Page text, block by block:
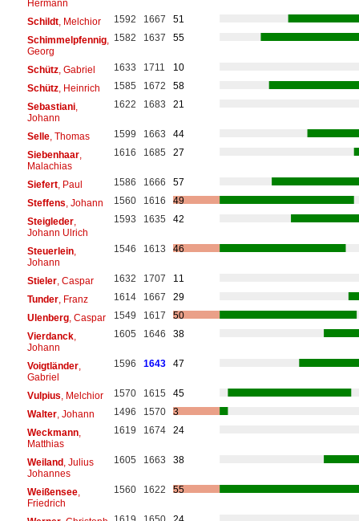
Hermann
Schildt, Melchior 1592 1667
51
Schimmelpfennig,
Georg
1582 1637 55
Schütz, Gabriel 1633 1711
10
Schütz, Heinrich 1585 1672
58
Sebastiani,
Johann
1622 1683 21
Selle, Thomas 1599 1663
44
Siebenhaar,
Malachias
1616 1685 27
Siefert, Paul 1586 1666
57
Steffens , Johann 1560 1616
49
Steigleder,
Johann Ulrich
1593 1635 42
Steuerlein,
Johann
1546 1613 46
Stieler, Caspar 1632 1707
11
Tunder, Franz 1614 1667
29
Ulenberg, Caspar 1549 1617
50
Vierdanck,
Johann
1605 1646 38
Voigtländer,
Gabriel
1596 1643 47
Vulpius , Melchior 1570 1615
45
Walter, Johann 1496 1570
3
Weckmann,
Matthias
1619 1674 24
Weiland, Julius
Johannes
1605 1663 38
Weißensee,
Friedrich
1560 1622 55